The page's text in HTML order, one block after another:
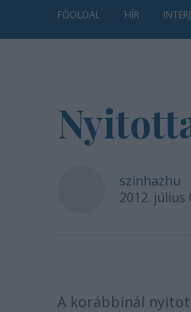
FŐOLDAL HÍR
szinhazhu
2012. július
A korábbinál